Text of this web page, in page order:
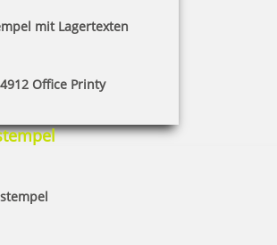
mit Lagertexten
Office Printy
50 ml für Glas, Metall, Kunststoff